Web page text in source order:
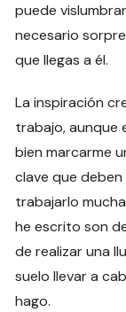
puede
necesario
que llegas a él.
La inspiración
trabajo, aunque
bien marcarme
clave que
trabajarlo
he escrito son
de realizar una
suelo llevar a
hago.